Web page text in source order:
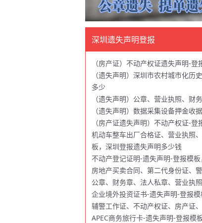
深圳遗失声明登报
（房产证）不动产权证遗失声明-
（遗失声明）深圳市农村城市化
多少
（遗失声明）公章、营业执照、
（遗失声明）数据采集设备押金收
（房产证遗失声明）不动产权证-
机动车整车出厂合格证、营业执照
板，深圳登报遗失声明多少钱
不动产登记证明-遗失声明-登报模
房地产买卖合同、第二代身份证、
公章、财务章、法人私章、营业执
企业境外投资证书-遗失声明-登报
辅警工作证、不动产权证、房产证
APEC商务旅行卡-遗失声明-登报模